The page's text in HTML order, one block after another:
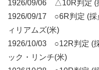
1926/09/06 △10R判定 (
1926/09/17 ○6R判定 (
ィリアムズ(米)
1926/10/03 ○12R判定 (
ック・リンチ(米)